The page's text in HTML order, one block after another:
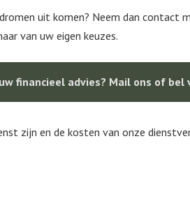
uit komen? Neem dan contact
van uw eigen keuzes.
financieel advies? Mail ons of bel
zijn en de kosten van onze